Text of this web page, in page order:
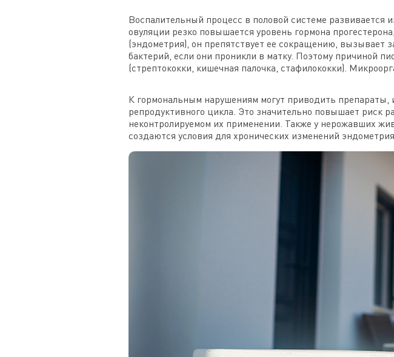
Воспалительный процесс в половой системе развивается
овуляции резко повышается уровень гормона
(эндометрия), он препятствует ее сокращению, вызывает
бактерий, если они проникли в матку. Поэтому причиной
(стрептококки, кишечная палочка, стафилококки).
К гормональным нарушениям могут приводить
репродуктивного цикла. Это значительно повышает риск
неконтролируемом их применении. Также у нерожавших
создаются условия для хронических изменений